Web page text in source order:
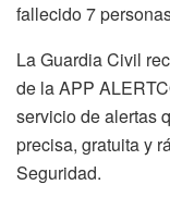
fallecido 7
La Guardia Civil
de la APP
servicio de alertas
precisa, gratuita y
Seguridad.